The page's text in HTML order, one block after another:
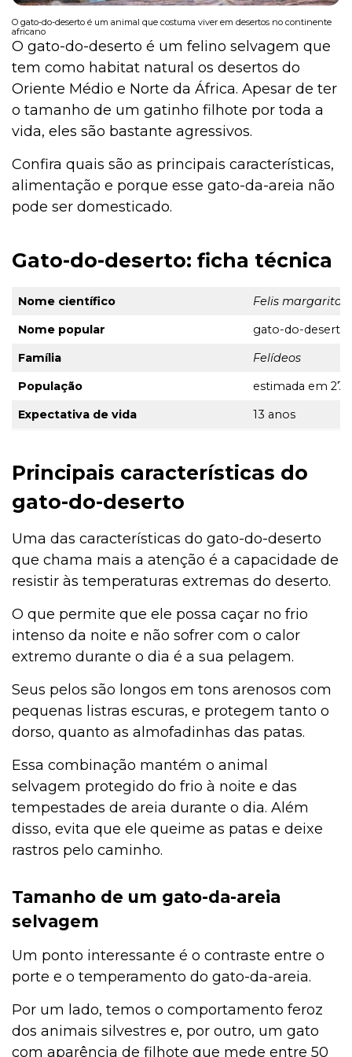
O gato-do-deserto é um animal que costuma viver em desertos no continente
africano
O gato-do-deserto é um felino selvagem que
tem como habitat natural os desertos do
Oriente Médio e Norte da África. Apesar de ter
o tamanho de um gatinho filhote por toda a
vida, eles são bastante agressivos.
Confira quais são as principais características,
alimentação e porque esse gato-da-areia não
pode ser domesticado.
Gato-do-deserto: ficha técnica
Nome científico
Felis margarita
Nome popular
gato-do-
Família
Felídeos
População
estimada em 27
Expectativa de vida
13 anos
Principais características do
gato-do-deserto
Uma das características do gato-do-deserto
que chama mais a atenção é a capacidade de
resistir às temperaturas extremas do deserto.
O que permite que ele possa caçar no frio
intenso da noite e não sofrer com o calor
extremo durante o dia é a sua pelagem.
Seus pelos são longos em tons arenosos com
pequenas listras escuras, e protegem tanto o
dorso, quanto as almofadinhas das patas.
Essa combinação mantém o animal
selvagem protegido do frio à noite e das
tempestades de areia durante o dia. Além
disso, evita que ele queime as patas e deixe
rastros pelo caminho.
Tamanho de um gato-da-areia
selvagem
Um ponto interessante é o contraste entre o
porte e o temperamento do gato-da-areia.
Por um lado, temos o comportamento feroz
dos animais silvestres e, por outro, um gato
com aparência de filhote que mede entre 50